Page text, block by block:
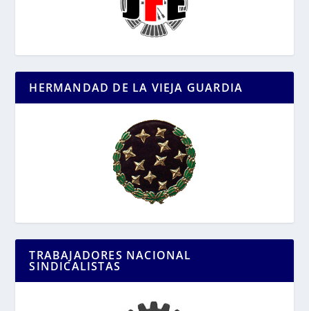
HERMANDAD DE LA VIEJA GUARDIA
TRABAJADORES NACIONAL
SINDICALISTAS